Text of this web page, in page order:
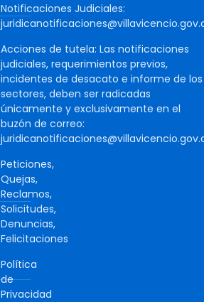
Notificaciones Judiciales:
Acciones de tutela: Las notificaciones
judiciales, requerimientos previos,
incidentes de desacato e informe de los
sectores, deben ser radicadas
únicamente y exclusivamente en el
buzón de correo:
Peticiones,
Quejas,
Reclamos,
Solicitudes,
Denuncias,
Felicitaciones
Política
de
Privacidad